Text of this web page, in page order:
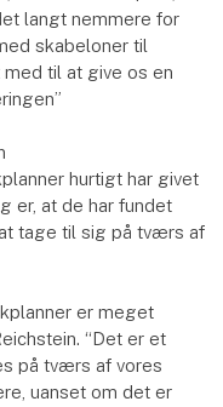
langt nemmere for
skabeloner til
til at give os en
hurtigt har givet
er, at de har fundet
tage til sig på tværs af
er meget
“Det er et
på tværs af vores
uanset om det er